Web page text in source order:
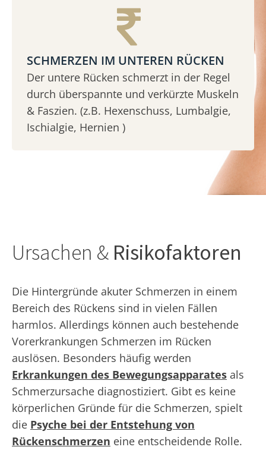
SCHMERZEN IM UNTEREN RÜCKEN
Der untere Rücken schmerzt in der Regel
durch überspannte und verkürzte Muskeln
& Faszien. (z.B. Hexenschuss, Lumbalgie,
Ischialgie, Hernien )
Ursachen & Risikofaktoren
Die Hintergründe akuter Schmerzen in einem
Bereich des Rückens sind in vielen Fällen
harmlos. Allerdings können auch bestehende
Vorerkrankungen Schmerzen im Rücken
auslösen. Besonders häufig werden
Erkrankungen des Bewegungsapparates als
Schmerzursache diagnostiziert. Gibt es keine
körperlichen Gründe für die Schmerzen, spielt
die Psyche bei der Entstehung von
Rückenschmerzen eine entscheidende Rolle.